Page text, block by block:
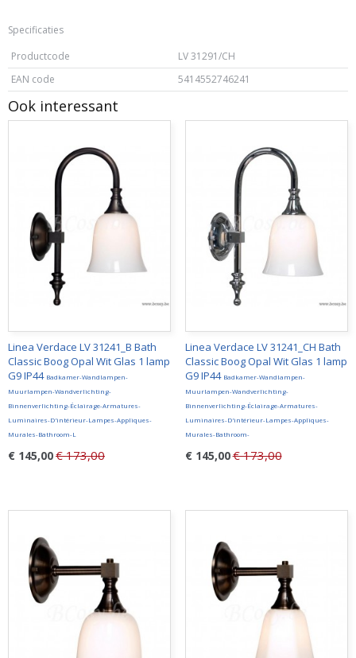
Specificaties
Productcode
LV 31291/CH
EAN code
5414552746241
Ook interessant
Linea Verdace LV 31241_B Bath
Classic Boog Opal Wit Glas 1 lamp
G9 IP44 Badkamer-Wandlampen-
Muurlampen-Wandverlichting-
Binnenverlichting-Éclairage-Armatures-
Luminaires-D'intérieur-Lampes-Appliques-
Murales-Bathroom-L
€ 145,00€ 173,00
Linea Verdace LV 31241_CH Bath
Classic Boog Opal Wit Glas 1 lamp
G9 IP44 Badkamer-Wandlampen-
Muurlampen-Wandverlichting-
Binnenverlichting-Éclairage-Armatures-
Luminaires-D'intérieur-Lampes-Appliques-
Murales-Bathroom-
€ 145,00€ 173,00